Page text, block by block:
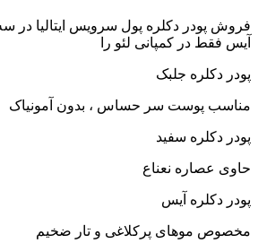
پول سرویس ایتالیا در سه مدل جلبک
لئو را
سر حساس ، بدون آمونیاک
نعناع
آیس
پرکلاغی و تار ضخیم